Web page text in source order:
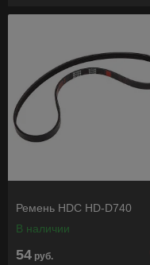
Ремень HDC HD-D740
В наличии
54 руб.